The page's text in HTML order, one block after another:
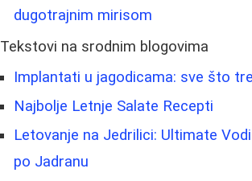
dugotrajnim mirisom
Tekstovi na srodnim blogovima
Implantati u jagodicama: sve što
Najbolje Letnje Salate Recepti
Letovanje na Jedrilici: Ultimate
po Jadranu